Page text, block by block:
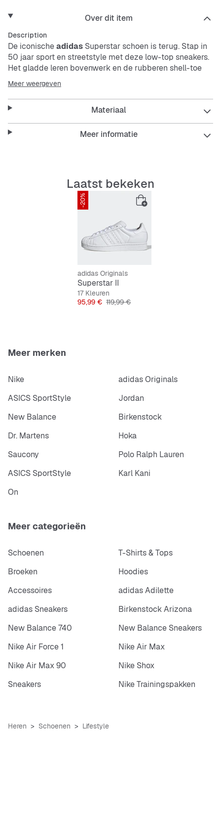
Over dit item
Description
De iconischeadidas Superstar schoen is terug. Stap in
50 jaar sport en streetstyle met deze low-top sneakers.
Het gladde leren bovenwerk en de rubberen shell-toe
doen denken aan basketbalvelden en de straten van de
stad. De gevoerde tong en boord bieden comfort voor
een hele dag dragen, en de rubberen loopzool met
textuur biedt grip. Of je nu een potje basketbal speelt of
de stad in gaat, deadidasSuperstar schoen heeft de
veelzijdigheid en retro uitstraling om je in klassieke stijl
Normale pasvorm
Gevoerde tong
Meer weergeven
Materiaal
Meer informatie
Laatst bekeken
-20%
adidas Originals
Superstar II
17 Kleuren
Prijs
95,99 € Originele Prijs
119,99 €
Meer merken
Nike
adidas Originals
ASICS SportStyle
Jordan
New Balance
Birkenstock
Dr. Martens
Hoka
Saucony
Polo Ralph Lauren
ASICS SportStyle
Karl Kani
On
Meer categorieën
Schoenen
T-Shirts & Tops
Broeken
Hoodies
Accessoires
adidas Adilette
adidas Sneakers
Birkenstock Arizona
New Balance 740
New Balance Sneakers
Nike Air Force 1
Nike Air Max
Nike Air Max 90
Nike Shox
Sneakers
Nike Trainingspakken
Heren Schoenen Lifestyle